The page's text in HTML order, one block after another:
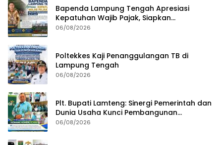
Bapenda Lampung Tengah Apresiasi
Kepatuhan Wajib Pajak, Siapkan
Pengawasan Terpadu di PT GGP
06/08/2026
Poltekkes Kaji Penanggulangan TB di
Lampung Tengah
06/08/2026
Plt. Bupati Lamteng: Sinergi Pemerintah dan
Dunia Usaha Kunci Pembangunan
Berkelanjutan
06/08/2026